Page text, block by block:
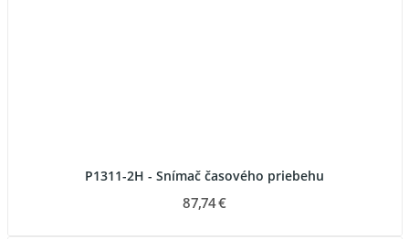
P1311-2H - Snímač časového priebehu
87,74 €